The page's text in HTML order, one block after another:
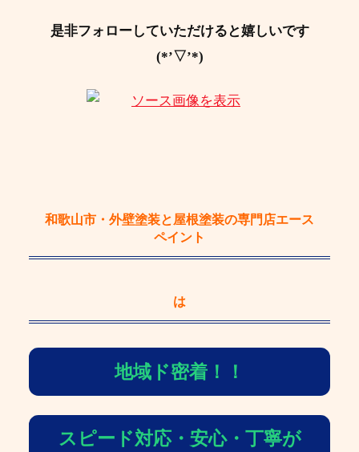
是非フォローしていただけると嬉しいです
(*’▽’*)
和歌山市・外壁塗装と屋根塗装の専門店エース
ペイント
は
地域ド密着！！
スピード対応・安心・丁寧が